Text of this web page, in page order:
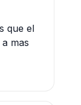
que el
mas